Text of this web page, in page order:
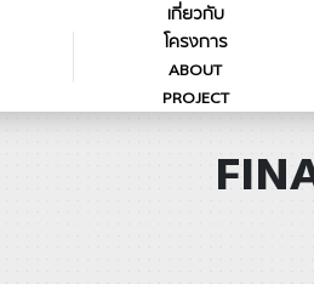
เกี่ยวกับ
โครงการ
ABOUT
PROJECT